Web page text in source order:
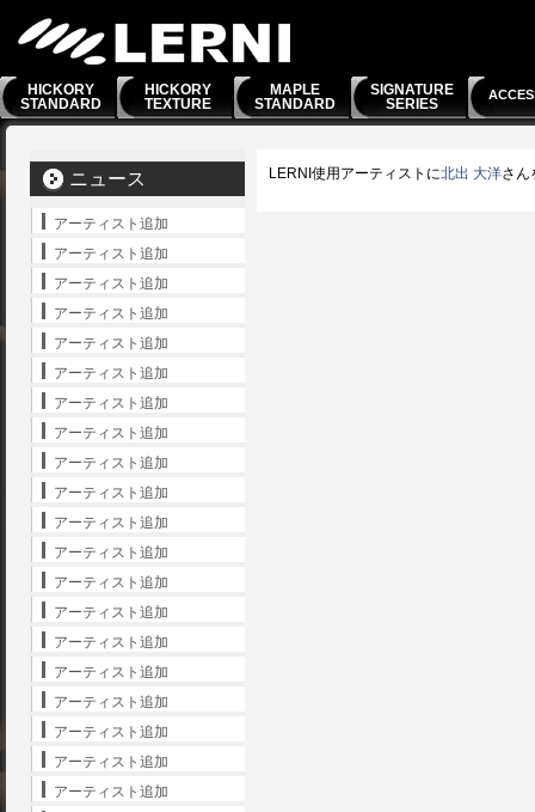
HICKORY
STANDARD
HICKORY
TEXTURE
MAPLE
STANDARD
SIGNATURE
SERIES
LERNI使用アーティストに北出 大洋さん
ニュース
アーティスト追加
アーティスト追加
アーティスト追加
アーティスト追加
アーティスト追加
アーティスト追加
アーティスト追加
アーティスト追加
アーティスト追加
アーティスト追加
アーティスト追加
アーティスト追加
アーティスト追加
アーティスト追加
アーティスト追加
アーティスト追加
アーティスト追加
アーティスト追加
アーティスト追加
アーティスト追加